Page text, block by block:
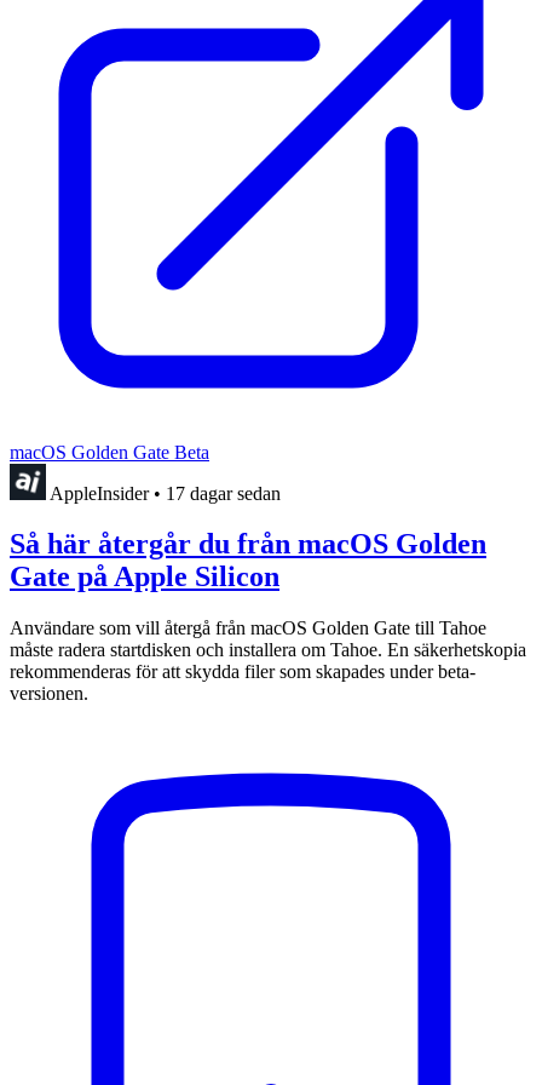
macOS Golden Gate Beta
AppleInsider • 17 dagar sedan
Så här återgår du från macOS Golden
Gate på Apple Silicon
Användare som vill återgå från macOS Golden Gate till Tahoe
måste radera startdisken och installera om Tahoe. En säkerhetskopia
rekommenderas för att skydda filer som skapades under beta-
versionen.